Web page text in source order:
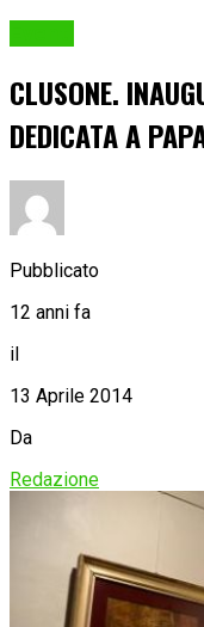
CLUSONE.
DEDICATA A
Pubblicato
12 anni fa
il
13 Aprile 2014
Da
Redazione